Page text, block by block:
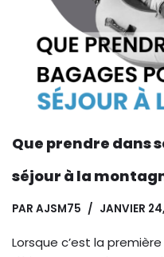
Que prendre dans
séjour à la
PAR AJSM75 JANVIER
Lorsque c’est la